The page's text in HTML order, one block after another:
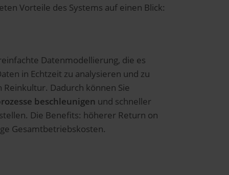
Vorteile des Systems auf einen Blick:
Datenmodellierung, die es
in Echtzeit zu analysieren und zu
Dadurch können Sie
beschleunigen und schneller
Die Benefits: höherer Return on
Gesamtbetriebskosten.